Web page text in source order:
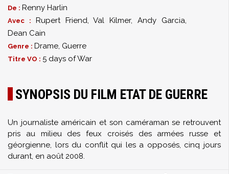
De : Renny Harlin
Avec : Rupert Friend,Val Kilmer,Andy Garcia,
Dean Cain
Genre : Drame, Guerre
Titre VO : 5 days of War
SYNOPSIS DU FILM ETAT DE GUERRE
Un journaliste américain et son caméraman se retrouvent
pris au milieu des feux croisés des armées russe et
géorgienne, lors du conflit qui les a opposés, cinq jours
durant, en août 2008.